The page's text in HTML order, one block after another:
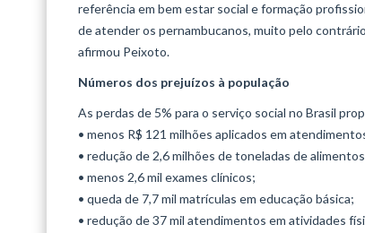
referência em bem estar social e formação
de atender os pernambucanos, muito pelo
afirmou Peixoto.
Números dos prejuízos à população
As perdas de 5% para o serviço social no Brasil
• menos R$ 121 milhões aplicados em
• redução de 2,6 milhões de toneladas de
• menos 2,6 mil exames clínicos;
• queda de 7,7 mil matrículas em educação básica;
• redução de 37 mil atendimentos em atividades